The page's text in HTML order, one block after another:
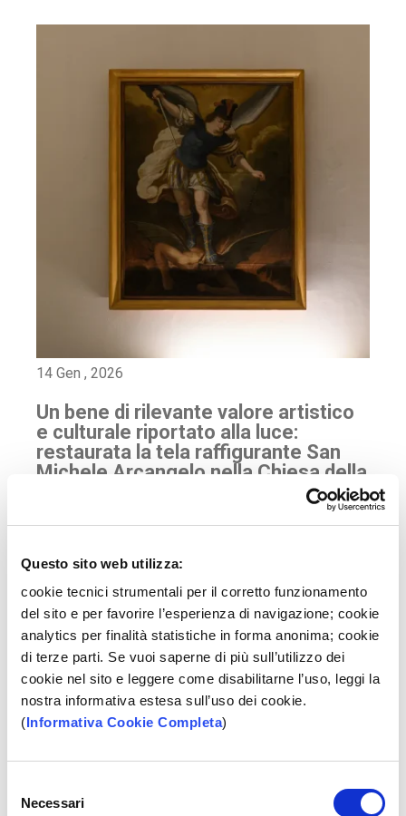
Questo sito web utilizza:
cookie tecnici strumentali per il corretto funzionamento
del sito e per favorire l’esperienza di navigazione; cookie
analytics per finalità statistiche in forma anonima; cookie
di terze parti. Se vuoi saperne di più sull’utilizzo dei
cookie nel sito e leggere come disabilitarne l’uso, leggi la
nostra informativa estesa sull’uso dei cookie.
(Informativa Cookie Completa)
delNecessari
14 Gen , 2026
Un bene di rilevante valore artistico
e culturale riportato alla luce:
restaurata la tela raffigurante San
Michele Arcangelo nella Chiesa della
Presentazione della Beata Vergine
Primiceri” – ETS ha sostenuto il progetto di restauro
di un dipinto su tela del XVII secolo raffigurante San
Michele Arcangelo, sito presso la
Parrocchia della Presentazione Vergine Maria di
Specchia. L’opera, realizzata da un autore ignoto e di
dimensioni 120×150, ritrae l’Arcangelo in una veste
eroica e trionfante: un guerriero che, con […]